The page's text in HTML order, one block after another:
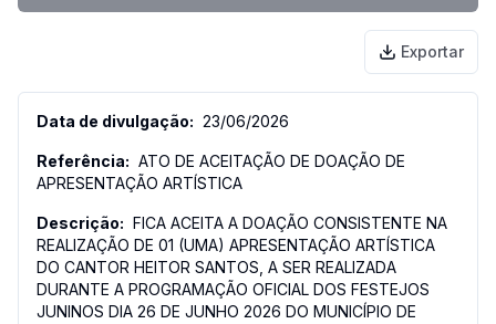
Exportar
23/06/2026
ATO DE ACEITAÇÃO DE DOAÇÃO DE
APRESENTAÇÃO ARTÍSTICA
FICA ACEITA A DOAÇÃO CONSISTENTE NA
REALIZAÇÃO DE 01 (UMA) APRESENTAÇÃO ARTÍSTICA
DO CANTOR HEITOR SANTOS, A SER REALIZADA
DURANTE A PROGRAMAÇÃO OFICIAL DOS FESTEJOS
JUNINOS DIA 26 DE JUNHO 2026 DO MUNICÍPIO DE